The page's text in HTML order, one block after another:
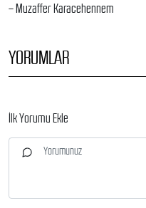
– Muzaffer Karacehennem
YORUMLAR
İlk Yorumu Ekle